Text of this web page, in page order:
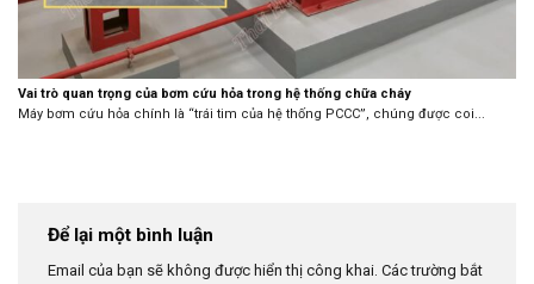
Vai trò quan trọng của bơm cứu hỏa trong hệ thống chữa cháy
Máy bơm cứu hỏa chính là “trái tim của hệ thống PCCC”, chúng được coi...
Để lại một bình luận
Email của bạn sẽ không được hiển thị công khai. Các trường bắt